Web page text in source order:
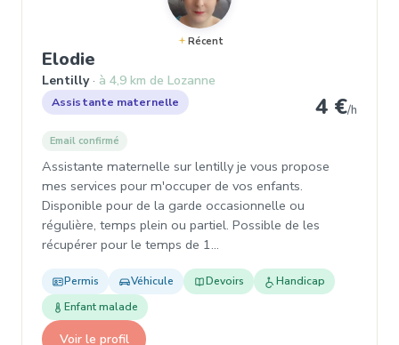
Récent
Elodie
Lentilly à 4,9 km de Lozanne
Assistante maternelle 4 €/h
Email confirmé
Assistante maternelle sur lentilly je vous propose
mes services pour m'occuper de vos enfants.
Disponible pour de la garde occasionnelle ou
régulière, temps plein ou partiel. Possible de les
récupérer pour le temps de 1…
Permis Véhicule Devoirs
Handicap
Enfant malade
Voir le profil